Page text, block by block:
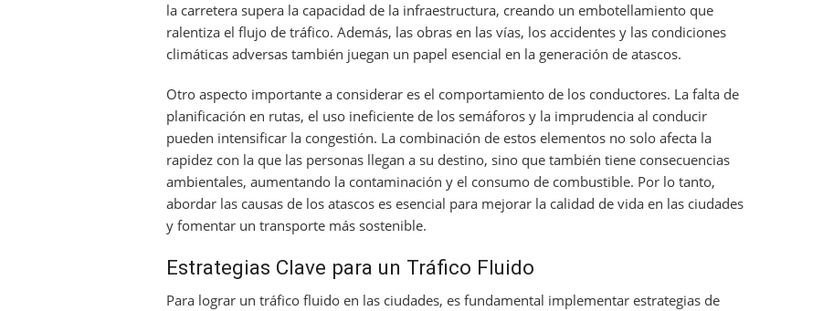
la carretera supera la capacidad de la infraestructura, creando un embotellamiento que
ralentiza el flujo de tráfico. Además, las obras en las vías, los accidentes y las condiciones
climáticas adversas también juegan un papel esencial en la generación de atascos.
Otro aspecto importante a considerar es el comportamiento de los conductores. La falta de
planificación en rutas, el uso ineficiente de los semáforos y la imprudencia al conducir
pueden intensificar la congestión. La combinación de estos elementos no solo afecta la
rapidez con la que las personas llegan a su destino, sino que también tiene consecuencias
ambientales, aumentando la contaminación y el consumo de combustible. Por lo tanto,
abordar las causas de los atascos es esencial para mejorar la calidad de vida en las ciudades
y fomentar un transporte más sostenible.
Estrategias Clave para un Tráfico Fluido
Para lograr un tráfico fluido en las ciudades, es fundamental implementar estrategias de